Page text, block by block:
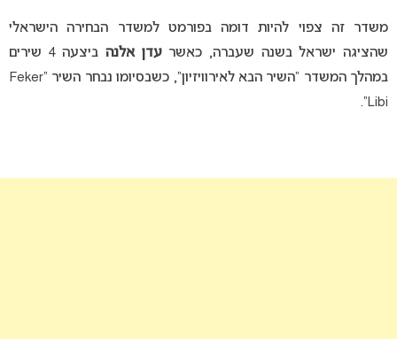
משדר זה צפוי להיות דומה בפורמט למשדר הבחירה הישראלי
שהציגה ישראל בשנה שעברה, כאשרעדן אלנה
ביצעה 4 שירים
במהלך המשדר “השיר הבא לאירוויזיון”, כשבסיומו נבחר השיר “Feker
Libi”.